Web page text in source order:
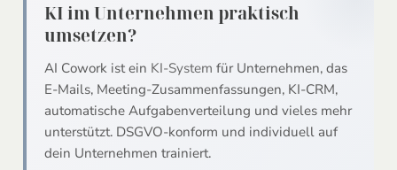
KI im Unternehmen praktisch
umsetzen?
AI Cowork ist ein KI-System für Unternehmen, das
E-Mails, Meeting-Zusammenfassungen, KI-CRM,
automatische Aufgabenverteilung und vieles mehr
unterstützt. DSGVO-konform und individuell auf
dein Unternehmen trainiert.